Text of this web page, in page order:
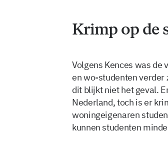
Krimp op de
Volgens Kences was
en wo-studenten verder
dit blijkt niet het geval.
Nederland, toch is er
woningeigenaren
kunnen studenten